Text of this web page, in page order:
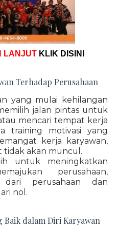
LANJUT KLIK DISINI
Terhadap Perusahaan
yang mulai kehilangan
jalan pintas untuk
mencari tempat kerja
training motivasi yang
kerja karyawan,
tidak akan muncul.
untuk meningkatkan
perusahaan,
perusahaan dan
nol.
Baik dalam Diri Karyawan